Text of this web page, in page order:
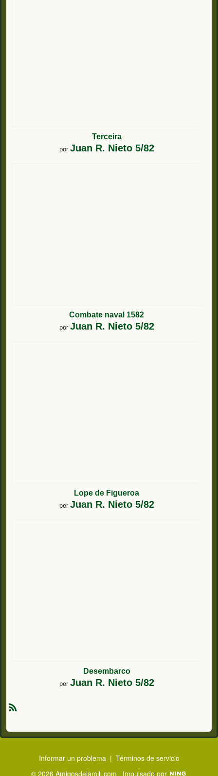
Terceira
por Juan R. Nieto 5/82
Combate naval 1582
por Juan R. Nieto 5/82
Lope de Figueroa
por Juan R. Nieto 5/82
Desembarco
por Juan R. Nieto 5/82
S
Informar un problema | Términos de servicio
© 2026 Amigosdelamili.com Impulsado por